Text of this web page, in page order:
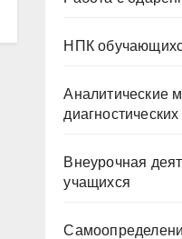
НПК
Аналитические
Внеурочная
учащихся